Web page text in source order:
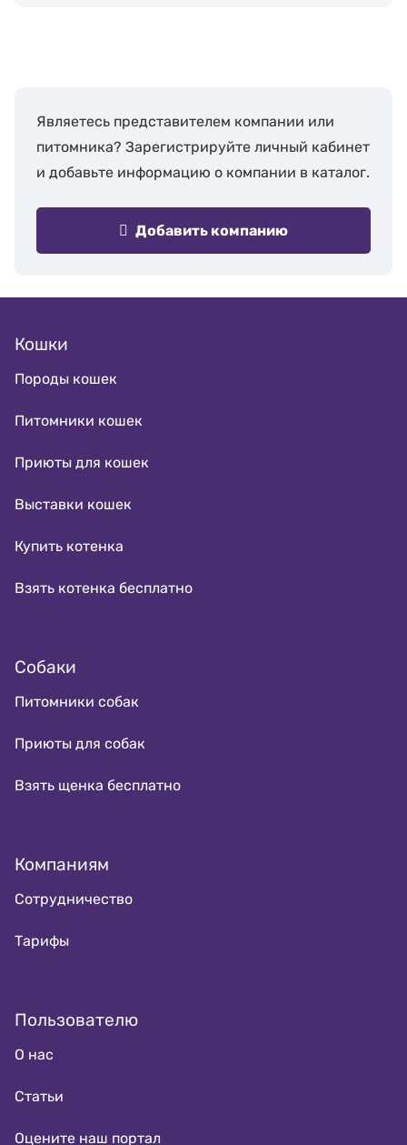
Являетесь представителем компании или
питомника? Зарегистрируйте личный кабинет
и добавьте информацию о компании в каталог.
Добавить компанию
Кошки
Породы кошек
Питомники кошек
Приюты для кошек
Выставки кошек
Купить котенка
Взять котенка бесплатно
Собаки
Питомники собак
Приюты для собак
Взять щенка бесплатно
Компаниям
Сотрудничество
Тарифы
Пользователю
О нас
Статьи
Оцените наш портал